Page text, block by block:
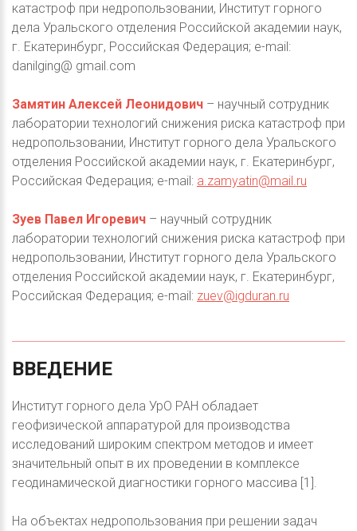
катастроф при недропользовании, Институт горного
дела Уральского отделения Российской академии наук,
г. Екатеринбург, Российская Федерация; e-mail:
danilging@ gmail.com
Замятин Алексей Леонидович – научный сотрудник
лаборатории технологий снижения риска катастроф при
недропользовании, Институт горного дела Уральского
отделения Российской академии наук, г. Екатеринбург,
Российская Федерация; e-mail: a.zamyatin@mail.ru
Зуев Павел Игоревич – научный сотрудник
лаборатории технологий снижения риска катастроф при
недропользовании, Институт горного дела Уральского
отделения Российской академии наук, г. Екатеринбург,
Российская Федерация; e-mail: zuev@igduran.ru
ВВЕДЕНИЕ
Институт горного дела УрО РАН обладает
геофизической аппаратурой для производства
исследований широким спектром методов и имеет
значительный опыт в их проведении в комплексе
геодинамической диагностики горного массива [1].
На объектах недропользования при решении задач